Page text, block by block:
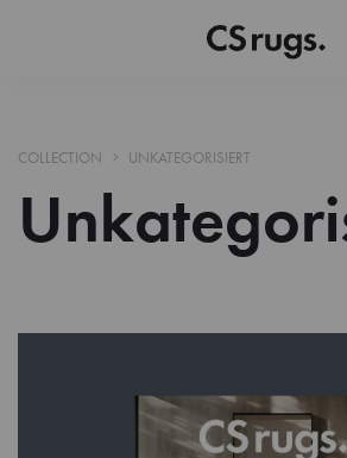
COLLECTION UNKATEGORISIERT